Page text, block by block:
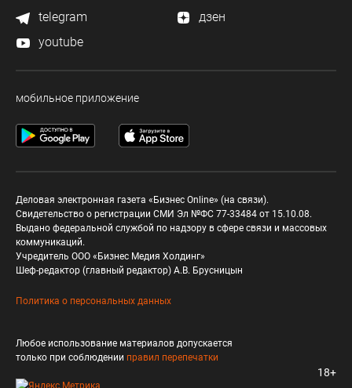
telegram
дзен
youtube
мобильное приложение
Деловая электронная газета «Бизнес Online» (на связи).
Свидетельство о регистрации СМИ Эл №ФС 77-33484 от 15.10.08.
Выдано федеральной службой по надзору в сфере связи и массовых
коммуникаций.
Учредитель ООО «Бизнес Медия Холдинг»
Шеф-редактор (главный редактор) А.В. Брусницын
Политика о персональных данных
Любое использование материалов допускается
только при соблюдении правил перепечатки
18+